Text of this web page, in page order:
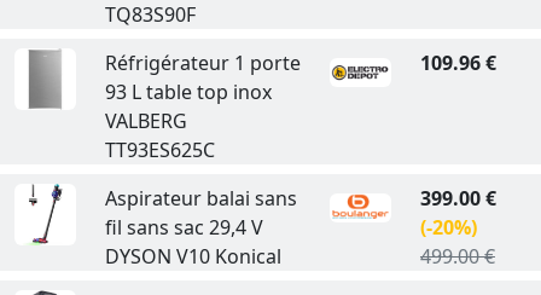
TQ83S90F
Réfrigérateur 1 porte
93 L table top inox
VALBERG
TT93ES625C
109.96 €
Aspirateur balai sans
fil sans sac 29,4 V
DYSON V10 Konical
399.00 €
(-20%)
499.00 €